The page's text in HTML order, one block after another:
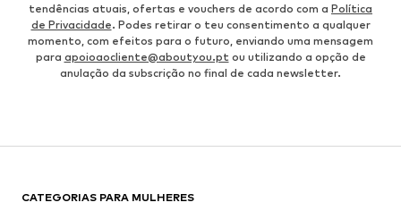
tendências atuais, ofertas e vouchers de acordo com a Política
de Privacidade. Podes retirar o teu consentimento a qualquer
momento, com efeitos para o futuro, enviando uma mensagem
para apoioaocliente@aboutyou.pt ou utilizando a opção de
anulação da subscrição no final de cada newsletter.
CATEGORIAS PARA MULHERES